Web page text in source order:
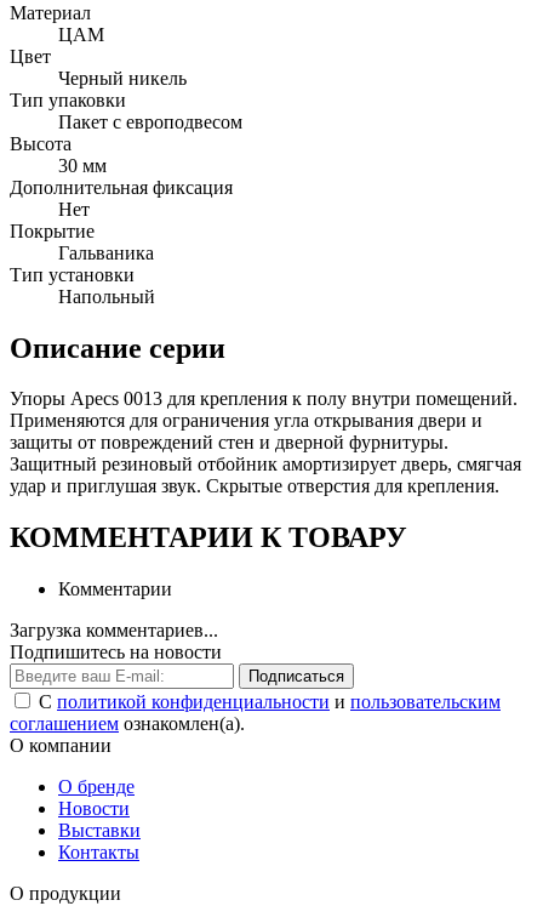
Материал
ЦАМ
Цвет
Черный никель
Тип упаковки
Пакет с европодвесом
Высота
30 мм
Дополнительная фиксация
Нет
Покрытие
Гальваника
Тип установки
Напольный
Описание серии
Упоры Apecs 0013 для крепления к полу внутри помещений.
Применяются для ограничения угла открывания двери и
защиты от повреждений стен и дверной фурнитуры.
Защитный резиновый отбойник амортизирует дверь, смягчая
удар и приглушая звук. Скрытые отверстия для крепления.
КОММЕНТАРИИ К ТОВАРУ
Комментарии
Загрузка комментариев...
Подпишитесь на новости
Подписаться
С политикой конфиденциальности и пользовательским
соглашением ознакомлен(а).
О компании
О бренде
Новости
Выставки
Контакты
О продукции